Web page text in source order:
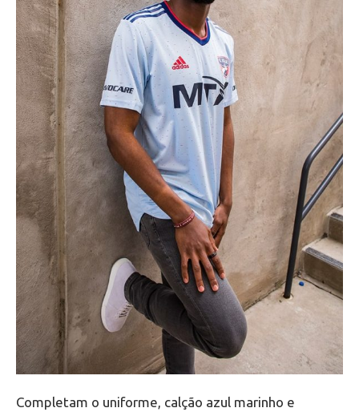
Completam o uniforme, calção azul marinho e